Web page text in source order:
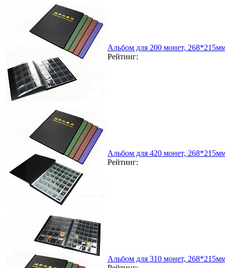
Альбом для 200 монет,
Рейтинг:
Альбом для 420 монет,
Рейтинг:
Альбом для 310 монет,